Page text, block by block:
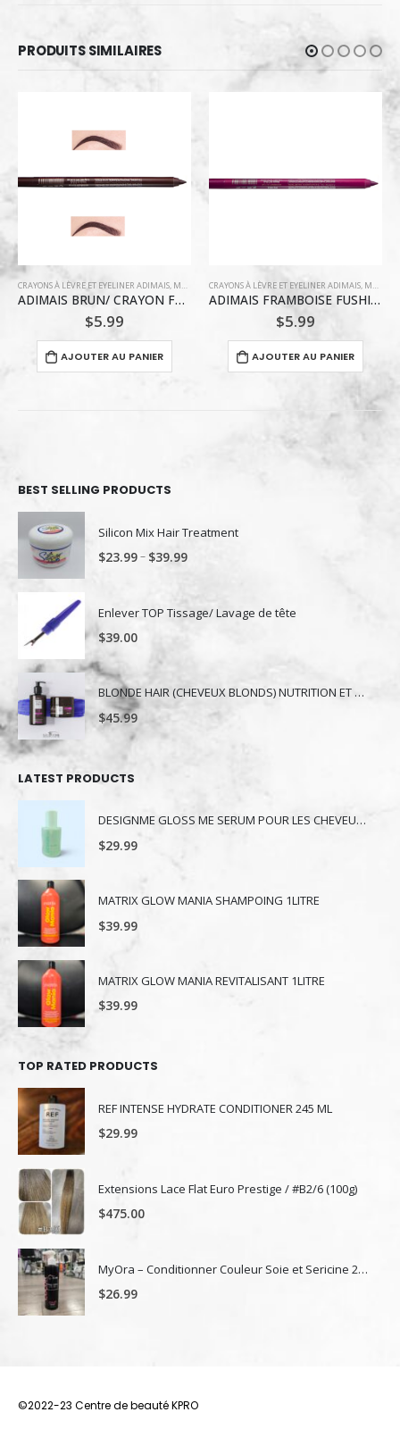
PRODUITS SIMILAIRES
MAQUILLAGE / VERNIS À ONGLE
ADIMAIS BRUN/ CRAYON FONCÉ EYELINER COLORÉ
CRAYONS À LÈVRE ET EYELINER ADIMAIS MAQUILLAGE / VERNIS À ONGLE
ADIMAIS FRAMBOISE FUSHIA/CRAYON EYELINER COLORÉ
$
AJOUTER AU PANIER
MAQUILLAGE / VERNIS À ONGLE
$
AJOUTER AU PANIER
BEST SELLING PRODUCTS
Silicon Mix Hair Treatment
$23.99– $39.99
Enlever TOP Tissage/ Lavage de tête
$39.00
BLONDE HAIR (CHEVEUX BLONDS) NUTRITION ET NUANCE
$45.99
LATEST PRODUCTS
DESIGNME GLOSS ME SERUM POUR LES CHEVEUX 80ML
$29.99
MATRIX GLOW MANIA SHAMPOING 1LITRE
$39.99
MATRIX GLOW MANIA REVITALISANT 1LITRE
$39.99
TOP RATED PRODUCTS
REF INTENSE HYDRATE CONDITIONER 245 ML
$29.99
Extensions Lace Flat Euro Prestige / #B2/6 (100g)
$475.00
MyOra – Conditionner Couleur Soie et Sericine 236ml 8Oz.
$26.99
©2022-23 Centre de beauté KPRO